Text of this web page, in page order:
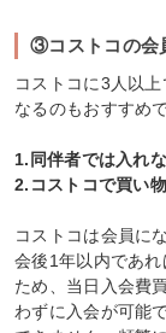
③コストコの会
コストコに3人以
なるのもおすすめで
1.同伴者では入れ
2.コストコで買い
コストコは会員に
会後1年以内であ
ため、当日入会費
わずに入会が可能